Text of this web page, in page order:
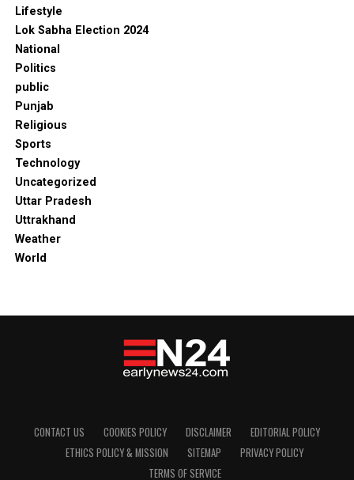
Lifestyle
Lok Sabha Election 2024
National
Politics
public
Punjab
Religious
Sports
Technology
Uncategorized
Uttar Pradesh
Uttrakhand
Weather
World
CONTACT US COOKIES POLICY DISCLAIMER
EDITORIAL POLICY
ETHICS POLICY & MISSION
SITEMAP
PRIVACY POLICY
TERMS OF SERVICE